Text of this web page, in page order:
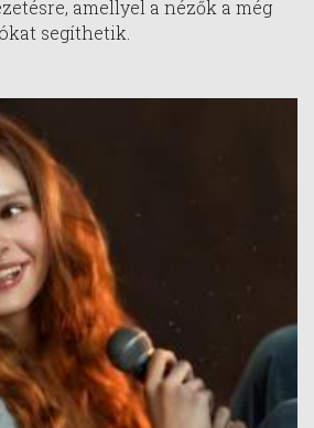
amellyel a nézők a még
segíthetik.